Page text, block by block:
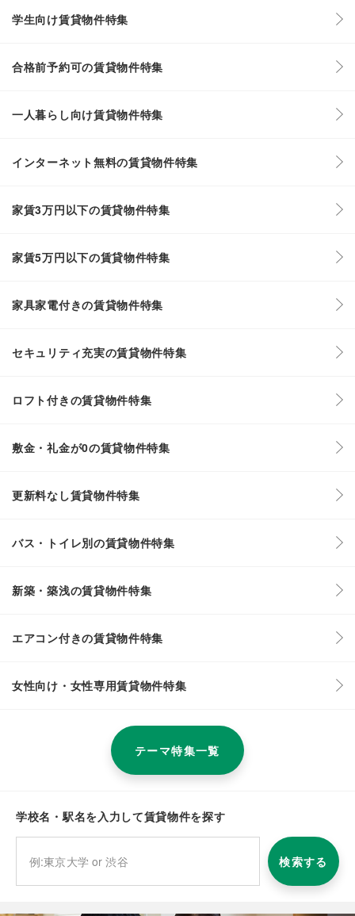
学生向け賃貸物件特集
合格前予約可の賃貸物件特集
一人暮らし向け賃貸物件特集
インターネット無料の賃貸物件特集
家賃3万円以下の賃貸物件特集
家賃5万円以下の賃貸物件特集
家具家電付きの賃貸物件特集
セキュリティ充実の賃貸物件特集
ロフト付きの賃貸物件特集
敷金・礼金が0の賃貸物件特集
更新料なし賃貸物件特集
バス・トイレ別の賃貸物件特集
新築・築浅の賃貸物件特集
エアコン付きの賃貸物件特集
女性向け・女性専用賃貸物件特集
テーマ特集一覧
学校名・駅名を入力して賃貸物件を探す
検索する